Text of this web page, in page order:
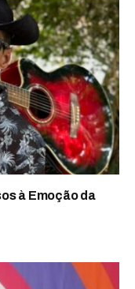
à Emoção da